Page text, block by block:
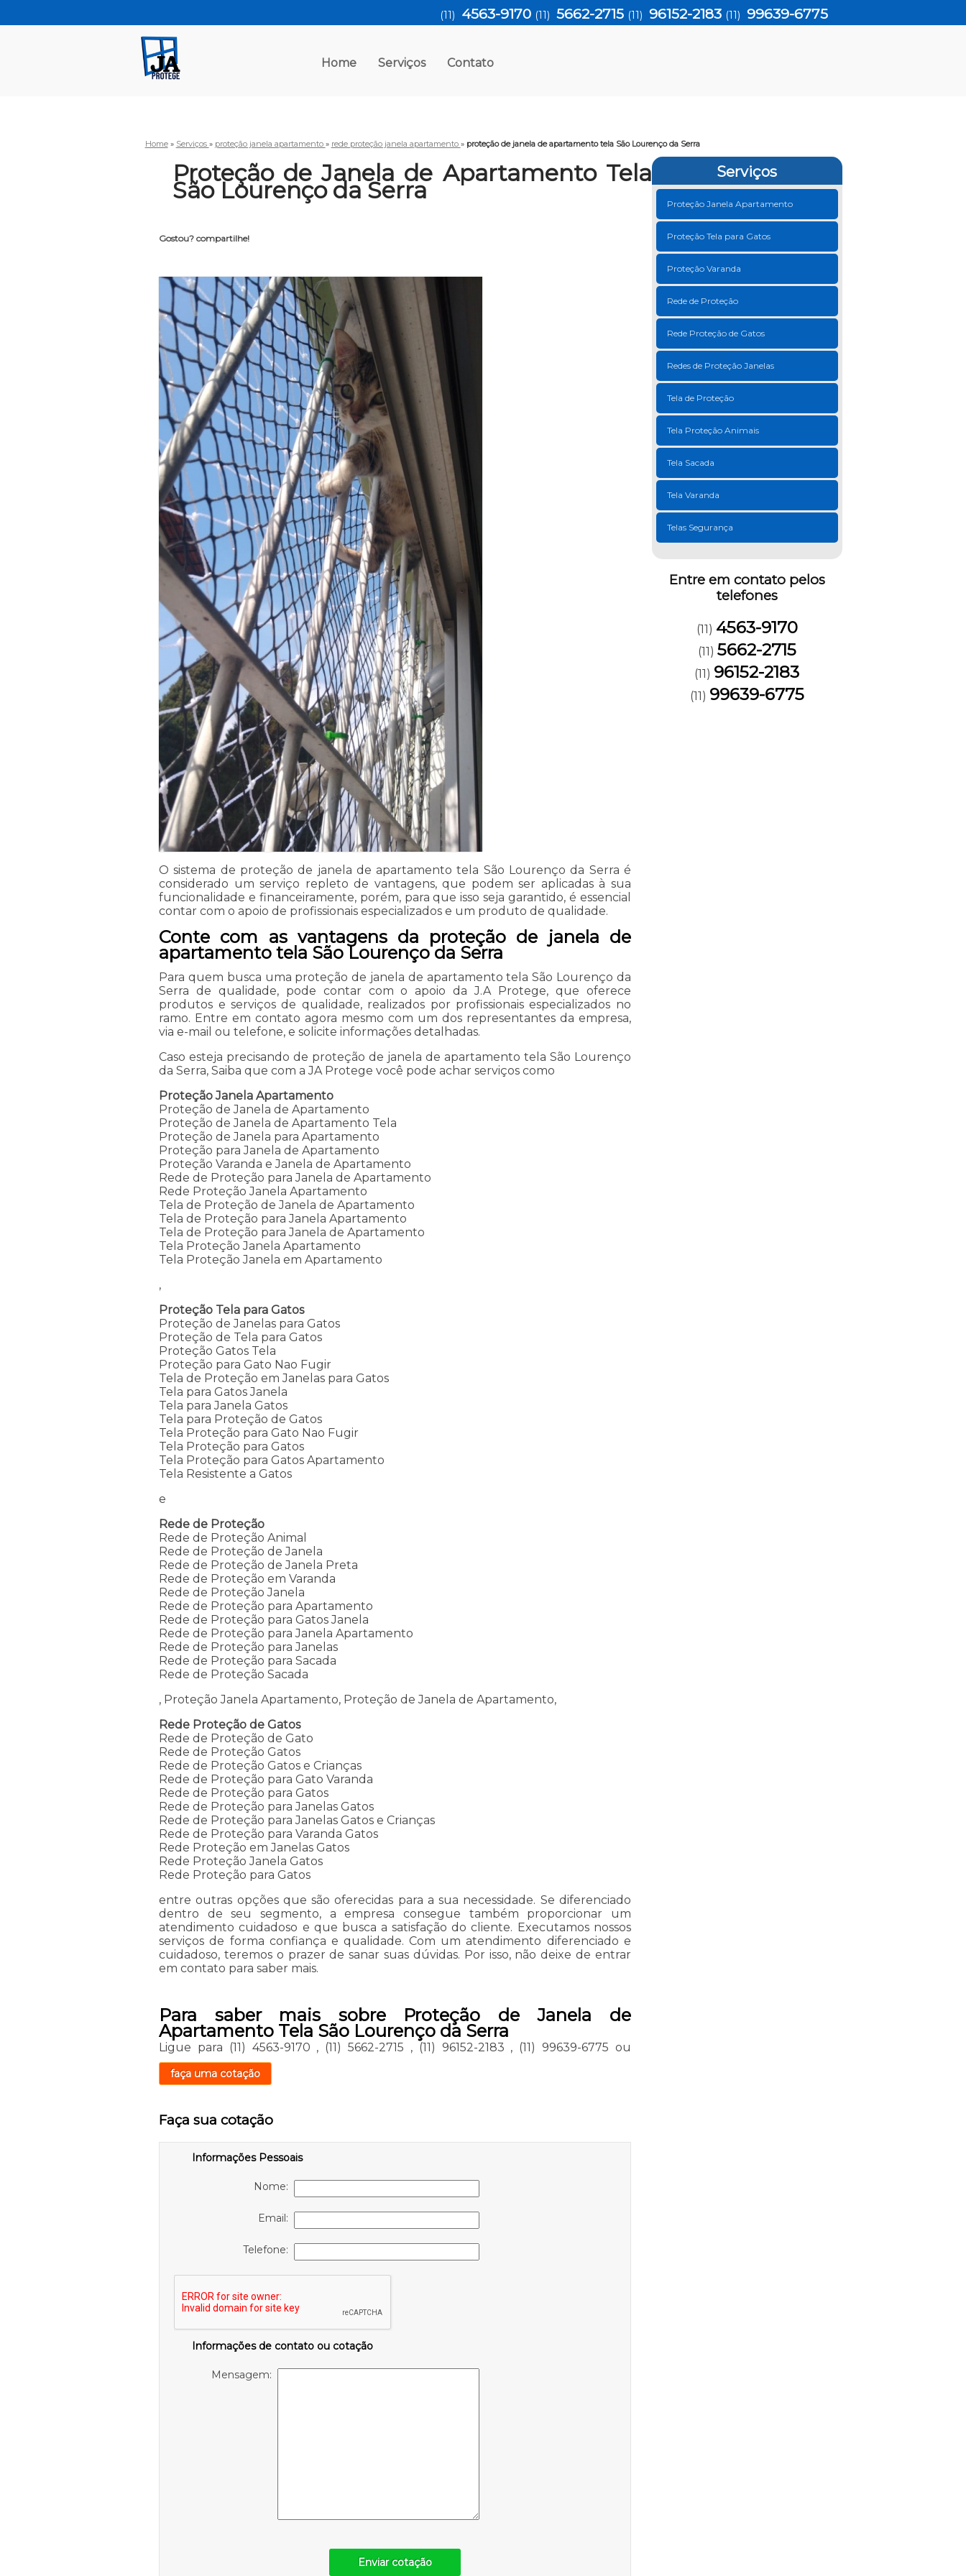
Home Serviços Contato
(11) 4563-9170 (11) 5662-2715 (11) 96152-2183 (11) 99639-6775
Home » Serviços » proteção janela apartamento » rede proteção janela apartamento » proteção de janela de apartamento tela São Lourenço da Serra
Serviços
Proteção Janela Apartamento
Proteção Tela para Gatos
Proteção Varanda
Rede de Proteção
Rede Proteção de Gatos
Redes de Proteção Janelas
Tela de Proteção
Tela Proteção Animais
Tela Sacada
Tela Varanda
Telas Segurança
Entre em contato pelos
telefones
(11) 4563-9170
(11) 5662-2715
(11) 96152-2183
(11) 99639-6775
Proteção de Janela de Apartamento Tela
São Lourenço da Serra
Gostou? compartilhe!
O sistema de proteção de janela de apartamento tela São Lourenço da Serra é
considerado um serviço repleto de vantagens, que podem ser aplicadas à sua
funcionalidade e financeiramente, porém, para que isso seja garantido, é essencial
contar com o apoio de profissionais especializados e um produto de qualidade.
Conte com as vantagens da proteção de janela de
apartamento tela São Lourenço da Serra
Para quem busca uma proteção de janela de apartamento tela São Lourenço da
Serra de qualidade, pode contar com o apoio da J.A Protege, que oferece
produtos e serviços de qualidade, realizados por profissionais especializados no
ramo. Entre em contato agora mesmo com um dos representantes da empresa,
via e-mail ou telefone, e solicite informações detalhadas.
Caso esteja precisando de proteção de janela de apartamento tela São Lourenço
da Serra, Saiba que com a JA Protege você pode achar serviços como
Proteção Janela Apartamento
Proteção de Janela de Apartamento
Proteção de Janela de Apartamento Tela
Proteção de Janela para Apartamento
Proteção para Janela de Apartamento
Proteção Varanda e Janela de Apartamento
Rede de Proteção para Janela de Apartamento
Rede Proteção Janela Apartamento
Tela de Proteção de Janela de Apartamento
Tela de Proteção para Janela Apartamento
Tela de Proteção para Janela de Apartamento
Tela Proteção Janela Apartamento
Tela Proteção Janela em Apartamento
,
Proteção Tela para Gatos
Proteção de Janelas para Gatos
Proteção de Tela para Gatos
Proteção Gatos Tela
Proteção para Gato Nao Fugir
Tela de Proteção em Janelas para Gatos
Tela para Gatos Janela
Tela para Janela Gatos
Tela para Proteção de Gatos
Tela Proteção para Gato Nao Fugir
Tela Proteção para Gatos
Tela Proteção para Gatos Apartamento
Tela Resistente a Gatos
e
Rede de Proteção
Rede de Proteção Animal
Rede de Proteção de Janela
Rede de Proteção de Janela Preta
Rede de Proteção em Varanda
Rede de Proteção Janela
Rede de Proteção para Apartamento
Rede de Proteção para Gatos Janela
Rede de Proteção para Janela Apartamento
Rede de Proteção para Janelas
Rede de Proteção para Sacada
Rede de Proteção Sacada
, Proteção Janela Apartamento, Proteção de Janela de Apartamento,
Rede Proteção de Gatos
Rede de Proteção de Gato
Rede de Proteção Gatos
Rede de Proteção Gatos e Crianças
Rede de Proteção para Gato Varanda
Rede de Proteção para Gatos
Rede de Proteção para Janelas Gatos
Rede de Proteção para Janelas Gatos e Crianças
Rede de Proteção para Varanda Gatos
Rede Proteção em Janelas Gatos
Rede Proteção Janela Gatos
Rede Proteção para Gatos
entre outras opções que são oferecidas para a sua necessidade. Se diferenciado
dentro de seu segmento, a empresa consegue também proporcionar um
atendimento cuidadoso e que busca a satisfação do cliente. Executamos nossos
serviços de forma confiança e qualidade. Com um atendimento diferenciado e
cuidadoso, teremos o prazer de sanar suas dúvidas. Por isso, não deixe de entrar
em contato para saber mais.
Para saber mais sobre Proteção de Janela de
Apartamento Tela São Lourenço da Serra
Ligue para (11) 4563-9170 , (11) 5662-2715 , (11) 96152-2183 , (11) 99639-6775 ou
faça uma cotação
Faça sua cotação
Informações Pessoais
Nome:
Email:
Telefone:
Informações de contato ou cotação
Mensagem:
Enviar cotação